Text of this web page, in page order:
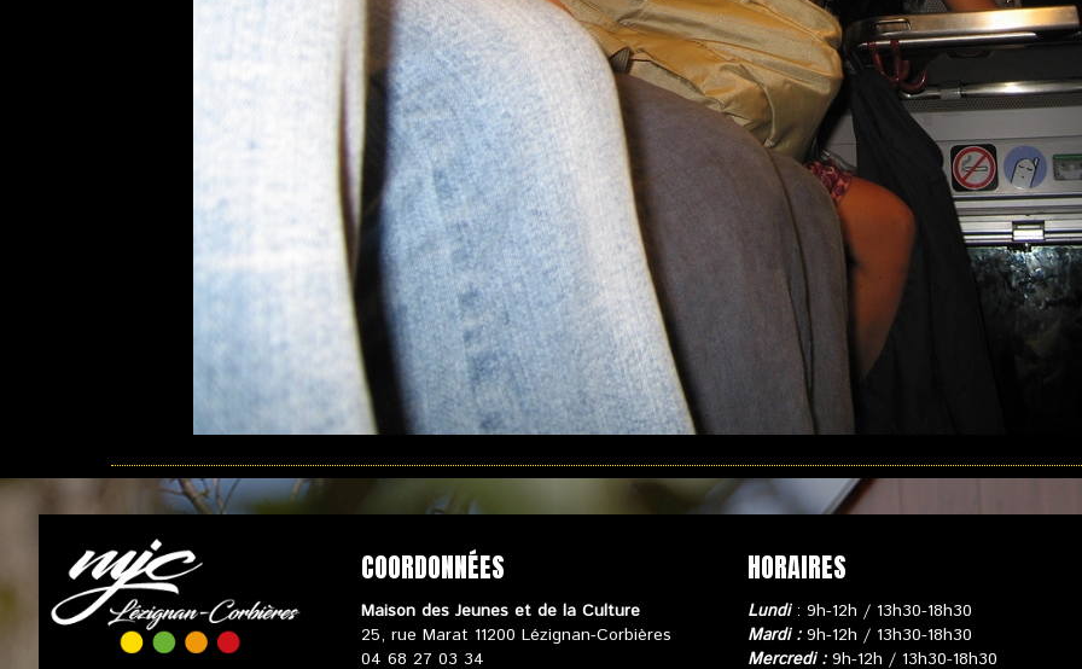
COORDONNÉES
Maison des Jeunes et de la Culture
25, rue Marat 11200 Lézignan-Corbières
04 68 27 03 34
HORAIRES
Lundi: 9h-12h / 13h30-18h30
Mardi :9h-12h / 13h30-18h30
Mercredi :9h-12h / 13h30-18h30